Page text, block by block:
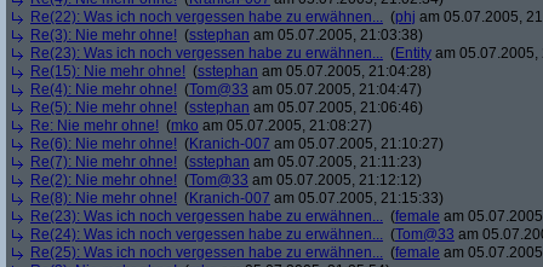
Re(22): Was ich noch vergessen habe zu erwähnen... (phj am 05.07.2005,
Re(3): Nie mehr ohne! (sstephan am 05.07.2005, 21:03:38)
Re(23): Was ich noch vergessen habe zu erwähnen... (Entity am 05.07.2005,
Re(15): Nie mehr ohne! (sstephan am 05.07.2005, 21:04:28)
Re(4): Nie mehr ohne! (Tom@33 am 05.07.2005, 21:04:47)
Re(5): Nie mehr ohne! (sstephan am 05.07.2005, 21:06:46)
Re: Nie mehr ohne! (mko am 05.07.2005, 21:08:27)
Re(6): Nie mehr ohne! (Kranich-007 am 05.07.2005, 21:10:27)
Re(7): Nie mehr ohne! (sstephan am 05.07.2005, 21:11:23)
Re(2): Nie mehr ohne! (Tom@33 am 05.07.2005, 21:12:12)
Re(8): Nie mehr ohne! (Kranich-007 am 05.07.2005, 21:15:33)
Re(23): Was ich noch vergessen habe zu erwähnen... (female am
Re(24): Was ich noch vergessen habe zu erwähnen... (Tom@33 am
Re(25): Was ich noch vergessen habe zu erwähnen... (female am